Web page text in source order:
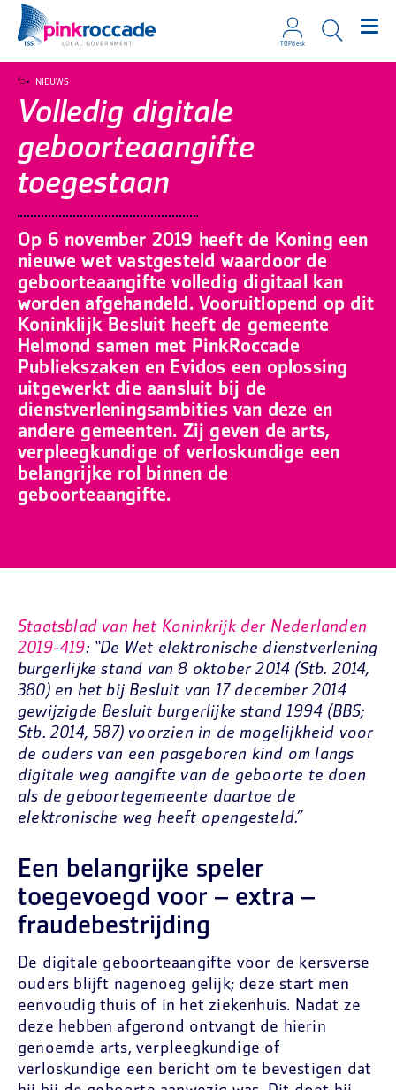
TOPdesk
Volledig digitale
geboorteaangifte
toegestaan
Op 6 november 2019 heeft de Koning een
nieuwe wet vastgesteld waardoor de
geboorteaangifte volledig digitaal kan
worden afgehandeld. Vooruitlopend op dit
Koninklijk Besluit heeft de gemeente
Helmond samen met PinkRoccade
Publiekszaken en Evidos een oplossing
uitgewerkt die aansluit bij de
dienstverleningsambities van deze en
andere gemeenten. Zij geven de arts,
verpleegkundige of verloskundige een
belangrijke rol binnen de
geboorteaangifte.
NIEUWS
Staatsblad van het Koninkrijk der Nederlanden
2019-419: “De Wet elektronische dienstverlening
burgerlijke stand van 8 oktober 2014 (Stb. 2014,
380) en het bij Besluit van 17 december 2014
gewijzigde Besluit burgerlijke stand 1994 (BBS;
Stb. 2014, 587) voorzien in de mogelijkheid voor
de ouders van een pasgeboren kind om langs
digitale weg aangifte van de geboorte te doen
als de geboortegemeente daartoe de
elektronische weg heeft opengesteld.”
Een belangrijke speler
toegevoegd voor – extra –
fraudebestrijding
De digitale geboorteaangifte voor de kersverse
ouders blijft nagenoeg gelijk; deze start men
eenvoudig thuis of in het ziekenhuis. Nadat ze
deze hebben afgerond ontvangt de hierin
genoemde arts, verpleegkundige of
verloskundige een bericht om te bevestigen dat